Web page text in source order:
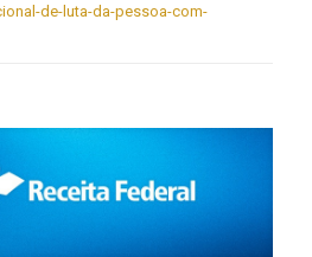
de-luta-da-pessoa-com-